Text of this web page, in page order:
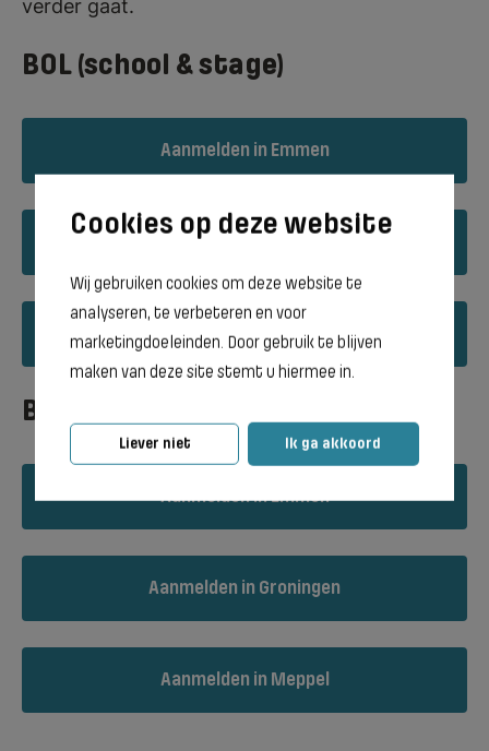
Wij gebruiken cookies om deze website te
analyseren, te verbeteren en voor
marketingdoeleinden. Door gebruik te blijven
maken van deze site stemt u hiermee in.
Liever niet Ik ga akkoord
verder gaat.
BOL (school & stage)
Aanmelden in Emmen
Aanmelden in Groningen
Aanmelden in Meppel
BBL (werken & leren)
Aanmelden in Emmen
Aanmelden in Groningen
Aanmelden in Meppel